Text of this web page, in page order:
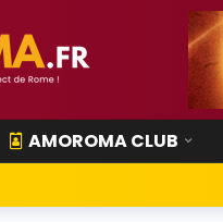
AMOROMA CLUB